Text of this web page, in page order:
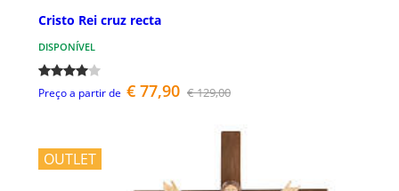
Cristo Rei cruz recta
DISPONÍVEL
Preço a partir de € 77,90 € 129,00
OUTLET